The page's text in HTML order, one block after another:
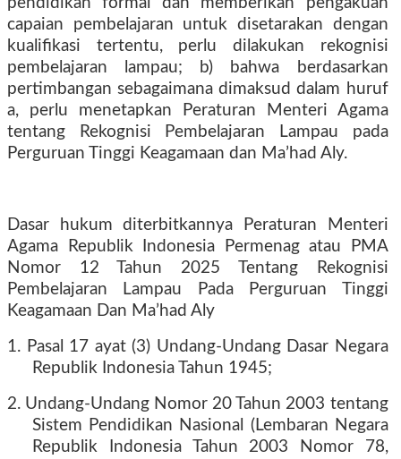
capaian pembelajaran untuk disetarakan dengan
kualifikasi tertentu, perlu dilakukan rekognisi
pembelajaran lampau; b) bahwa berdasarkan
pertimbangan sebagaimana dimaksud dalam huruf
a, perlu menetapkan Peraturan Menteri Agama
tentang Rekognisi Pembelajaran Lampau pada
Perguruan Tinggi Keagamaan dan Ma’had Aly.
Dasar hukum diterbitkannya Peraturan Menteri
Agama Republik Indonesia Permenag atau PMA
Nomor 12 Tahun 2025 Tentang Rekognisi
Pembelajaran Lampau Pada Perguruan Tinggi
Keagamaan Dan Ma’had Aly
1. Pasal 17 ayat (3) Undang-Undang Dasar Negara
Republik Indonesia Tahun 1945;
2. Undang-Undang Nomor 20 Tahun 2003 tentang
Sistem Pendidikan Nasional (Lembaran Negara
Republik Indonesia Tahun 2003 Nomor 78,